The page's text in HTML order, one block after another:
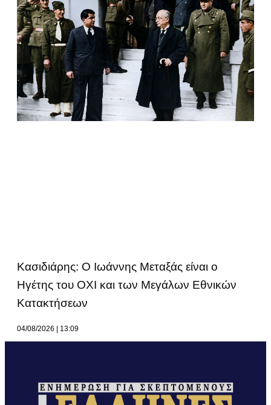
Κασιδιάρης: Ο Ιωάννης Μεταξάς είναι ο
Ηγέτης του ΟΧΙ και των Μεγάλων Εθνικών
Κατακτήσεων
04/08/2026 13:09